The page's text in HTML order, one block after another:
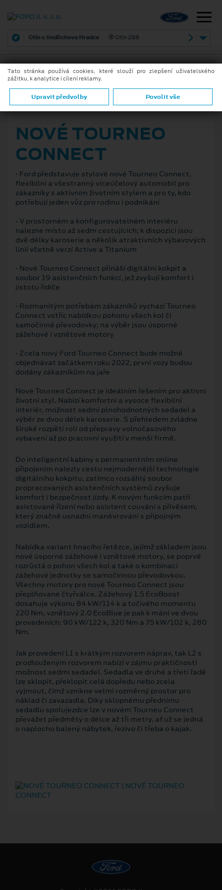
Otín u Jindřichova Hradce Otín 288
12. 10. 2021
NOVÉ TOURNEO
CONNECT
• Ford představuje stylové nové Tourneo Connect,
flexibilní a všestranný víceúčelový automobil pro
zákazníky s aktivním životním stylem a pro ty, kdo
potřebují jeden vůz pro rodinu i podnikání
• V prostorném a konfigurovatelném interiéru
nalezne místo až sedm cestujících; k dispozici jsou
dvě délky karoserie a několik atraktivních výbavových
linií včetně verzí Active a Titanium
• Nové Tourneo Connect přináší digitální kokpit a
soubor 19 asistenčních funkcí, jež zvyšují komfort i
jistotu řidiče
• Rozmanitým potřebám zákazníků vychází Tourneo
Connect vstříc nabídkou pohonu všech kol či
samočinné převodovky; na výběr jsou úsporné
zážehové i vznětové motory
• Zcela nový Ford Tourneo Connect bude možné
objednávat začátkem roku 2022, první vozy budou
dodány zákazníkům na jaře
Nové Tourneo Connect je ideálním řešením pro aktivní
životní styl. Nabízí komfortní a vysoce flexibilní
interiér, možnost sedmi plnohodnotných sedadel a
výběr ze dvou délek karoserie. S přehledem zvládne
široké rozpětí rolí od přepravy volnočasového
vybavení až po pracovní využití v menší firmě.
Do inteligentní kabiny s permanentním online
připojením nalezly cestu nejmodernější technologie
digitálního kokpitu, zatímco rozsáhlý soubor
propracovaných asistenčních systémů zvyšuje
komfort i bezpečnost jízdy. K novým funkcím patří
asistované řízení nebo asistent couvání s přívěsem,
který značně usnadní manévrování s přípojným
vozidlem.
Nabídka variant hnacího řetězce, jejímž základem jsou
nové úsporné zážehové i vznětové motory, se poprvé
rozrůstá o pohon všech kol a také o kombinaci
zážehové jednotky se samočinnou převodovkou.
Všechny motory pro nové Tourneo Connect jsou
přeplňované čtyřválce. Zážehový 1.5 EcoBoost
dosahuje výkonu 84 kW/114 k a točivého momentu
220 Nm, vznětový 2.0 EcoBlue je pak k mání ve dvou
provedeních: 90 kW/122 k, 320 Nm a 75 kW/102 k, 280
Nm.
Jak provedení L1 s krátkým rozvorem náprav, tak L2 s
prodlouženým rozvorem nabízí v zájmu praktičnosti
možnost sedmi sedadel. Sedadla ve druhé a třetí řadě
lze sklopit, překlopit celá dopředu nebo zcela
vyjmout, čímž vznikne velmi rozměrný prostor pro
náklad či zavazadla. Díky sklopnému přednímu
sedadlu spolujezdce lze v novém Tourneu Connect
převážet předměty o délce až tři metry, ať už se jedná
o naplocho balený nábytek, řezivo či třeba o kajak.
Tato stránka používá cookies, které slouží pro zlepšení uživatelského
zážitku, k analytice i cílení reklamy.
Upravit předvolby Povolit vše